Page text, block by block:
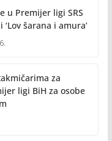
u Premijer ligi SRS
šarana i amura’
za
ligi BiH za osobe